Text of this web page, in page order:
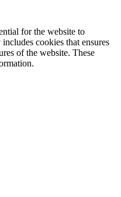
for the website to
cookies that ensures
of the website. These